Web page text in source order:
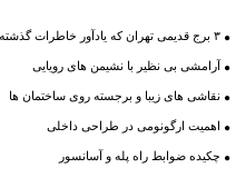
۳ برج قدیمی تهران که یادآور خاطرات گذشته اند!
آرامشی بی نظیر با نشیمن های رویایی
نقاشی های زیبا و برجسته روی ساختمان ها
اهمیت ارگونومی در طراحی داخلی
چکیده ضوابط راه پله و آسانسور